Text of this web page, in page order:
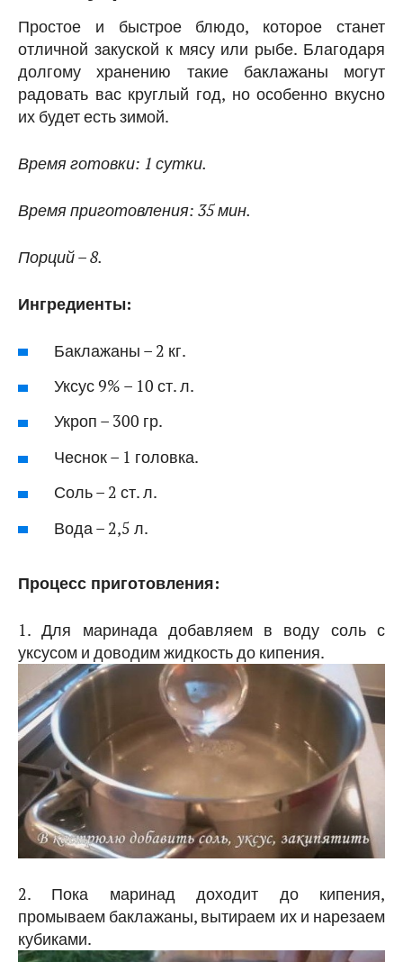
Простое и быстрое блюдо, которое станет
отличной закуской к мясу или рыбе. Благодаря
долгому хранению такие баклажаны могут
радовать вас круглый год, но особенно вкусно
их будет есть зимой.
Время готовки: 1 сутки.
Время приготовления: 35 мин.
Порций – 8.
Ингредиенты:
Баклажаны – 2 кг.
Уксус 9% – 10 ст. л.
Укроп – 300 гр.
Чеснок – 1 головка.
Соль – 2 ст. л.
Вода – 2,5 л.
Процесс приготовления:
1. Для маринада добавляем в воду соль с
уксусом и доводим жидкость до кипения.
2. Пока маринад доходит до кипения,
промываем баклажаны, вытираем их и нарезаем
кубиками.